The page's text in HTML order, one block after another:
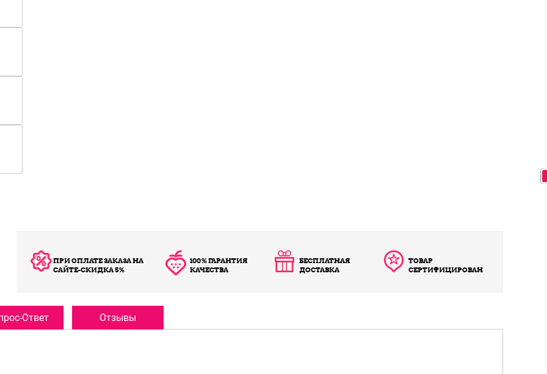
ПРИ ОПЛАТЕ ЗАКАЗА НА
САЙТЕ-СКИДКА 5%
100% ГАРАНТИЯ
КАЧЕСТВА
БЕСПЛАТНАЯ
ДОСТАВКА
ТОВАР
СЕРТИФИЦИРОВАН
Ответ Отзывы